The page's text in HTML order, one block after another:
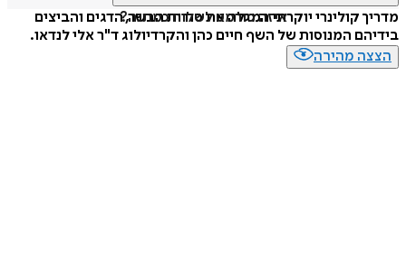
איזה פורמט לשלוח כמתנה?
מדריך קולינרי יוקרתי המגלה את סודות הבשר, הדגים והביצים
בידיהם המנוסות של השף חיים כהן והקרדיולוג ד"ר אלי לנדאו.
הצצה מהירה